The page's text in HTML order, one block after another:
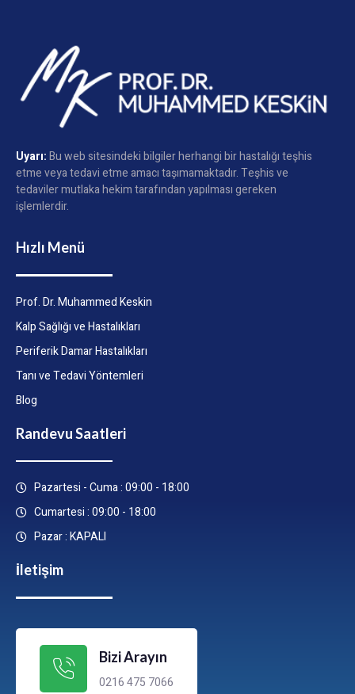
Uyarı:Bu web sitesindeki bilgiler herhangi bir hastalığı teşhis
etme veya tedavi etme amacı taşımamaktadır. Teşhis ve
tedaviler mutlaka hekim tarafından yapılması gereken
işlemlerdir.
Hızlı Menü
Prof. Dr. Muhammed Keskin
Kalp Sağlığı ve Hastalıkları
Periferik Damar Hastalıkları
Tanı ve Tedavi Yöntemleri
Blog
Randevu Saatleri
Pazartesi - Cuma : 09:00 - 18:00
Cumartesi : 09:00 - 18:00
Pazar : KAPALI
İletişim
Bizi Arayın
0216 475 7066